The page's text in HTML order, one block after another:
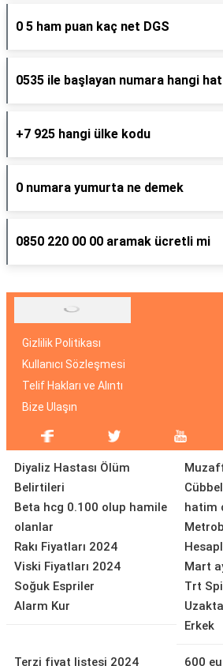
0 5 ham puan kaç net DGS
0535 ile başlayan numara hangi hat
+7 925 hangi ülke kodu
0 numara yumurta ne demek
0850 220 00 00 aramak ücretli mi
Gizlilik Politikası
Kullanıcı Sözleşmesi
Telif Hakları ve Alıntı
Bize Ulaşın
Diyaliz Hastası Ölüm
Belirtileri
Beta hcg 0.100 olup hamile
olanlar
Rakı Fiyatları 2024
Viski Fiyatları 2024
Soğuk Espriler
Alarm Kur
hatim
Mart
Trt
Erkek
Terzi fiyat listesi 2024
600